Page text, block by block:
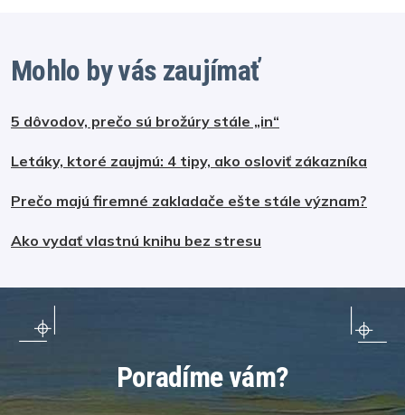
Mohlo by vás zaujímať
5 dôvodov, prečo sú brožúry stále „in“
Letáky, ktoré zaujmú: 4 tipy, ako osloviť zákazníka
Prečo majú firemné zakladače ešte stále význam?
Ako vydať vlastnú knihu bez stresu
Poradíme vám?